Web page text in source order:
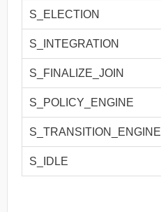
S_ELECTION
S_INTEGRATION
S_FINALIZE_JOIN
S_POLICY_ENGINE
S_TRANSITION_ENGINE
S_IDLE